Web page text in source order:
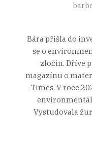
Bára přišla do
se o
zločin. Dříve
magazínu o
Times. V roce
Vystudovala